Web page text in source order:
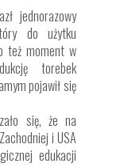
jednorazowy
do użytku
też moment w
torebek
pojawił się
się, że na
i USA
edukacji